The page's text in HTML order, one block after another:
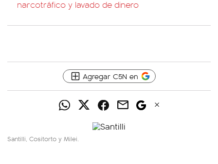
narcotráfico y lavado de dinero
Agregar C5N en
Santilli, Cositorto y Milei.